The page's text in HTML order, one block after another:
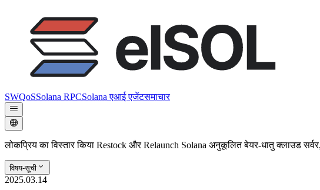
SWQoSSolana RPCSolana एआई एजेंटसमाचार
लोकप्रिय का विस्तार किया Restock और Relaunch Solana अनुकूलित बेयर-धातु क्लाउड
विषय-सूची
2025.03.14